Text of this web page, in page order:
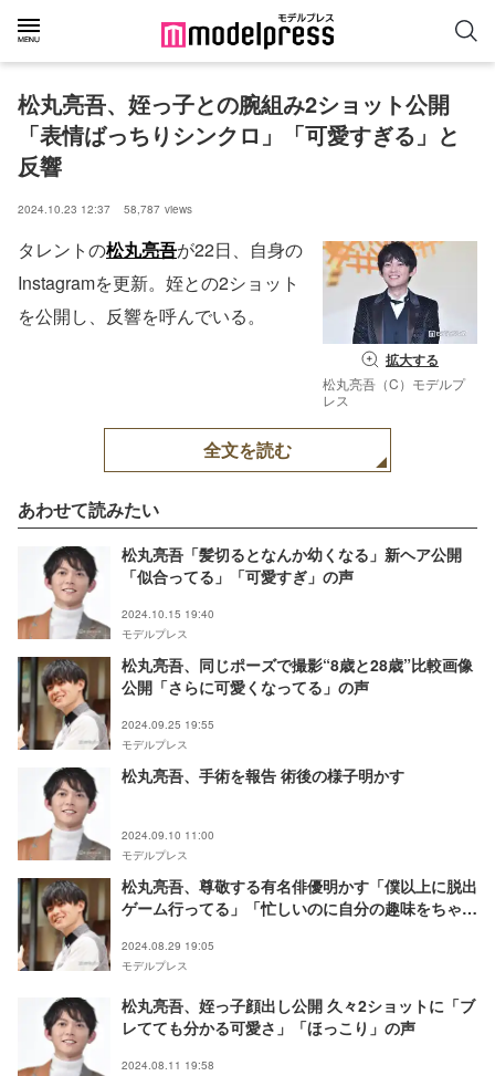
松丸亮吾、姪っ子との腕組み2ショット公開
「表情ばっちりシンクロ」「可愛すぎる」と
反響
2024.10.23 12:37 58,787 views
拡大する
松丸亮吾（C）モデルプ
レス
タレントの松丸亮吾が22日、自身の
Instagramを更新。姪との2ショット
を公開し、反響を呼んでいる。
全文を読む
あわせて読みたい
松丸亮吾「髪切るとなんか幼くなる」新ヘア公開
「似合ってる」「可愛すぎ」の声
2024.10.15 19:40
モデルプレス
松丸亮吾、同じポーズで撮影“8歳と28歳”比較画像
公開「さらに可愛くなってる」の声
2024.09.25 19:55
モデルプレス
松丸亮吾、手術を報告 術後の様子明かす
2024.09.10 11:00
モデルプレス
松丸亮吾、尊敬する有名俳優明かす「僕以上に脱出
ゲーム行ってる」「忙しいのに自分の趣味をちゃん
2024.08.29 19:05
モデルプレス
松丸亮吾、姪っ子顔出し公開 久々2ショットに「ブ
レてても分かる可愛さ」「ほっこり」の声
2024.08.11 19:58